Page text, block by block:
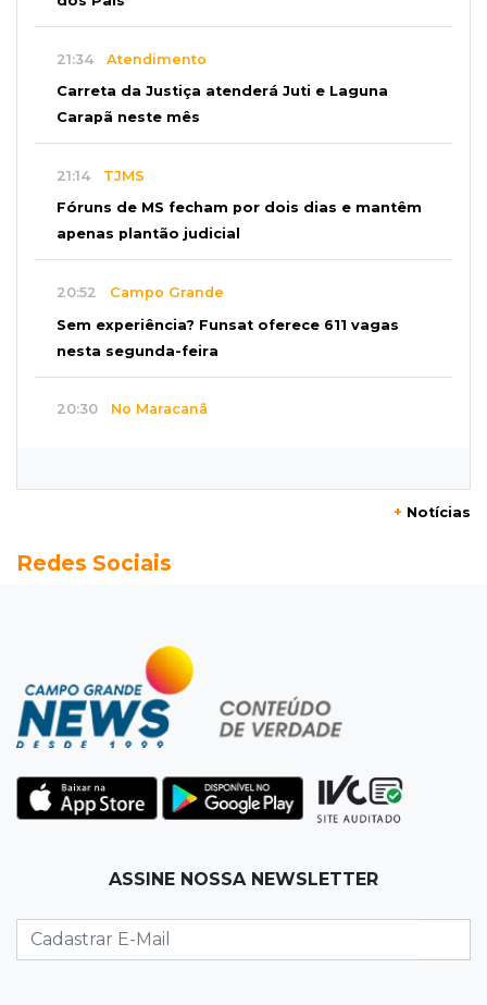
21:34 Atendimento
Carreta da Justiça atenderá Juti e Laguna
Carapã neste mês
21:14 TJMS
Fóruns de MS fecham por dois dias e mantêm
apenas plantão judicial
20:52 Campo Grande
Sem experiência? Funsat oferece 611 vagas
nesta segunda-feira
20:30 No Maracanã
Seleções em MS têm salários de até R$ 8,2 mil;
Jardim Itatiaia
Vigia é amarrado durante roubo de carro e
dois caminhões em pátio
Corinthians vence Bragantino por 2 a 0 e sobe
para 7º no Brasileirão
Na Vila Belmiro
lugar no Brasileirão
+ Notícias
Redes Sociais
ASSINE NOSSA NEWSLETTER